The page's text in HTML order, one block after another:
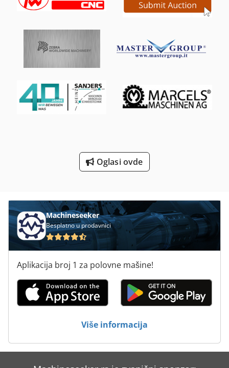
Prikolica Za
Prostor Za Proizvodnju
Univerzalna Mašina Za Pro-
Oglasi ovde
Machineseeker
Besplatno u prodavnici
Aplikacija broj 1 za polovne mašine!
Više informacija